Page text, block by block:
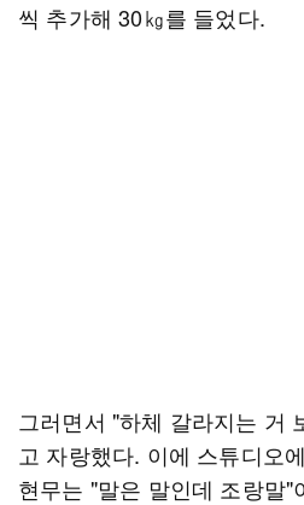
씩 추가해 30㎏를 들었다.
그러면서 "하체 갈라지는 거
고 자랑했다. 이에 스튜디오
현무는 "말은 말인데 조랑말